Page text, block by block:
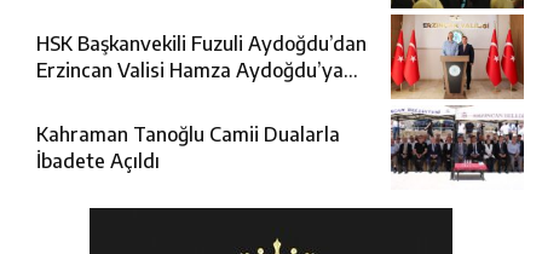
HSK Başkanvekili Fuzuli Aydoğdu’dan
Erzincan Valisi Hamza Aydoğdu’ya
Kahraman Tanoğlu Camii Dualarla
İbadete Açıldı